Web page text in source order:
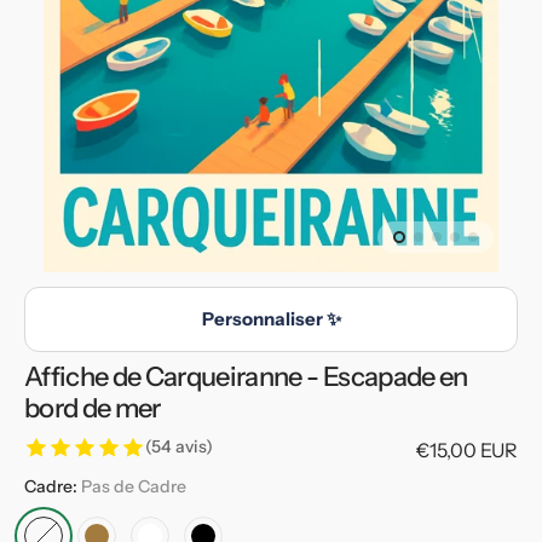
en
vue
de
la
galerie
Personnaliser ✨
Affiche de Carqueiranne - Escapade en
bord de mer
(54 avis)
Prix
€15,00 EUR
Cadre: Pas de Cadre